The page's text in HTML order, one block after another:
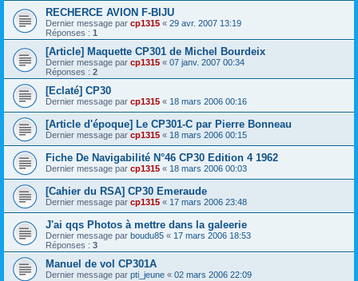
RECHERCE AVION F-BIJU
Dernier message par cp1315 « 29 avr. 2007 13:19
Réponses : 1
[Article] Maquette CP301 de Michel Bourdeix
Dernier message par cp1315 « 07 janv. 2007 00:34
Réponses : 2
[Eclaté] CP30
Dernier message par cp1315 « 18 mars 2006 00:16
[Article d'époque] Le CP301-C par Pierre Bonneau
Dernier message par cp1315 « 18 mars 2006 00:15
Fiche De Navigabilité N°46 CP30 Edition 4 1962
Dernier message par cp1315 « 18 mars 2006 00:03
[Cahier du RSA] CP30 Emeraude
Dernier message par cp1315 « 17 mars 2006 23:48
J'ai qqs Photos à mettre dans la galeerie
Dernier message par boudu85 « 17 mars 2006 18:53
Réponses : 3
Manuel de vol CP301A
Dernier message par pti_jeune « 02 mars 2006 22:09